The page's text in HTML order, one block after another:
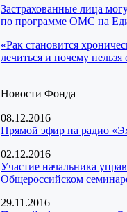
Застрахованные лица
по программе ОМС на
«Рак становится
лечиться и почему нельзя
Новости Фонда
08.12.2016
Прямой эфир на радио
02.12.2016
Участие начальника
Общероссийском
29.11.2016